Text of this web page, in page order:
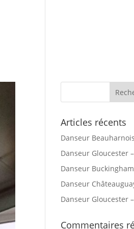
Articles récents
Danseur
Danseur Gloucester
Danseur Buckingham
Danseur
Danseur Gloucester
Commentaires